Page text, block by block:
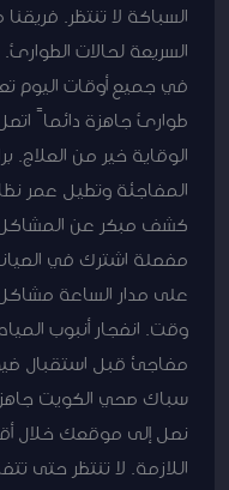
السباكة لا تنتظر.
السريعة لحالات
في جميع أوقات اليوم
طوارئ جاهزة دائماً اتصل
الوقاية خير من العلاج.
المفاجئة وتطيل عمر
كشف مبكر عن المشاكل
مفصلة اشترك في
على مدار الساعة
وقت. انفجار أنبوب
مفاجئ قبل استقبال
سباك صحي الكويت جاهز
نصل إلى موقعك خلال
اللازمة. لا تنتظر حتى